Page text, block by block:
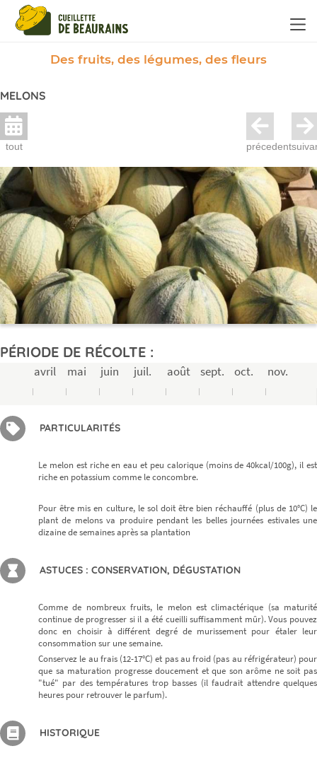
Des fruits, des légumes, des fleurs
MELONS
tout précedent
PÉRIODE DE RÉCOLTE :
avril mai juin juil. août sept. oct. nov.
PARTICULARITÉS
Le melon est riche en eau et peu calorique (moins de 40kcal/100g), il est
riche en potassium comme le concombre.
Pour être mis en culture, le sol doit être bien réchauffé (plus de 10°C) le
plant de melons va produire pendant les belles journées estivales une
dizaine de semaines après sa plantation
ASTUCES : CONSERVATION, DÉGUSTATION
Comme de nombreux fruits, le melon est climactérique (sa maturité
continue de progresser si il a été cueilli suffisamment mûr). Vous pouvez
donc en choisir à différent degré de murissement pour étaler leur
consommation sur une semaine.
Conservez le au frais (12-17°C) et pas au froid (pas au réfrigérateur) pour
que sa maturation progresse doucement et que son arôme ne soit pas
"tué" par des températures trop basses (il faudrait attendre quelques
heures pour retrouver le parfum).
HISTORIQUE
Panneau de gestion des cookies